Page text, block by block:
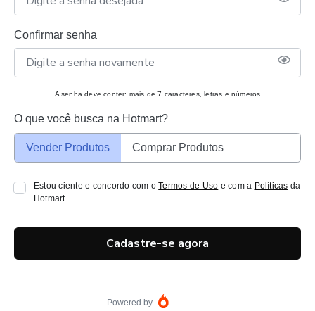
Confirmar senha
A senha deve conter: mais de 7 caracteres, letras e números
O que você busca na Hotmart?
Vender Produtos Comprar Produtos
Estou ciente e concordo com oTermos de Uso e com a Políticas da
Hotmart.
Cadastre-se agora
Powered by